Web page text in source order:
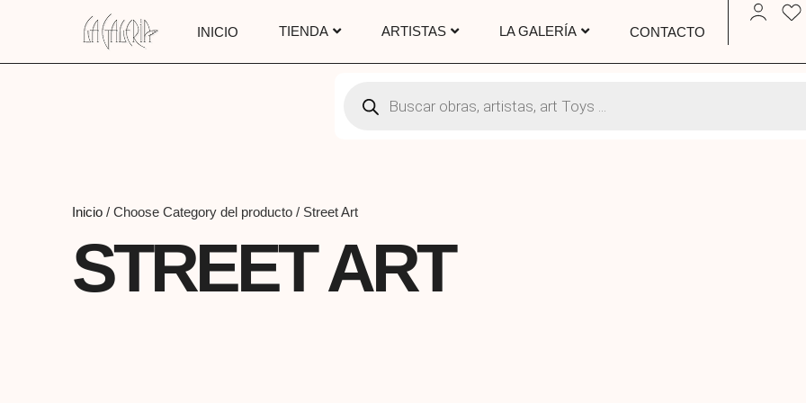
INICIO TIENDA ARTISTAS LA GALERÍA CONTACTO
Inicio / Choose Category del producto / Street Art
STREET ART